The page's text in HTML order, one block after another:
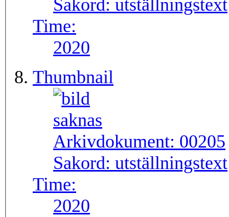
Sakord: utställningstext
Time:
2020
Thumbnail
Arkivdokument: 00205
Sakord: utställningstext
Time:
2020